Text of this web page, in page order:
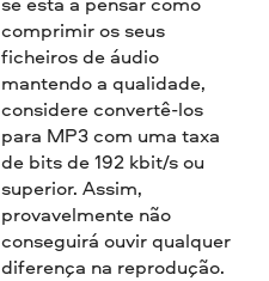
comprimir os seus
ficheiros de áudio
mantendo a qualidade,
considere convertê-los
para MP3 com uma taxa
de bits de 192 kbit/s ou
superior. Assim,
provavelmente não
conseguirá ouvir qualquer
diferença na reprodução.